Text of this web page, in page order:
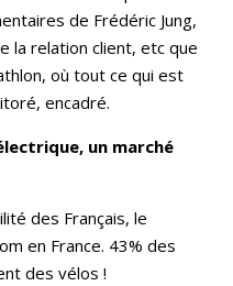
de Frédéric Jung,
la relation client, etc que
où tout ce qui est
encadré.
un marché
des Français, le
en France. 43% des
des vélos !